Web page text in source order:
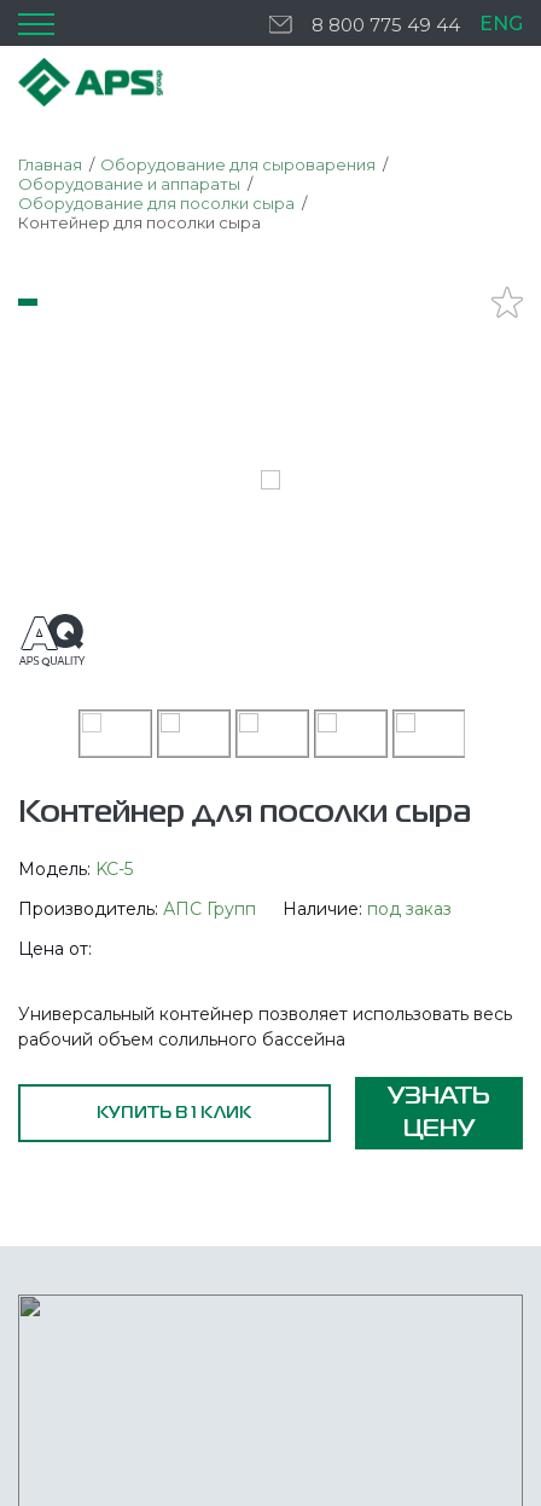
8 800 775 49 44 ENG
Главная
Оборудование для сыроварения
Оборудование и аппараты
Оборудование для посолки сыра
Контейнер для посолки сыра
Контейнер для посолки сыра
Модель: KC-5
Производитель: АПС Групп Наличие: под заказ
Цена от:
Универсальный контейнер позволяет использовать весь
рабочий объем солильного бассейна
КУПИТЬ В 1 КЛИК
УЗНАТЬ
ЦЕНУ